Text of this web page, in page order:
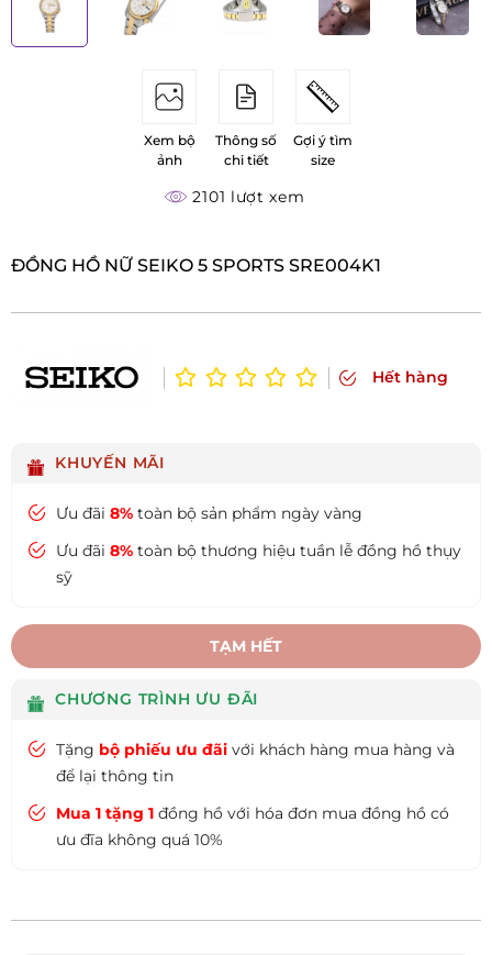
Xem bộ
ảnh
Thông số
chi tiết
Gợi ý tìm
size
2101 lượt xem
ĐỒNG HỒ NỮ SEIKO 5 SPORTS SRE004K1
Hết hàng
KHUYẾN MÃI
Ưu đãi 8% toàn bộ sản phẩm ngày vàng
Ưu đãi 8% toàn bộ thương hiệu tuần lễ đồng hồ thụy
sỹ
TẠM HẾT
CHƯƠNG TRÌNH ƯU ĐÃI
Tặng bộ phiếu ưu đãi với khách hàng mua hàng và
để lại thông tin
Mua 1 tặng 1 đồng hồ với hóa đơn mua đồng hồ có
ưu đĩa không quá 10%